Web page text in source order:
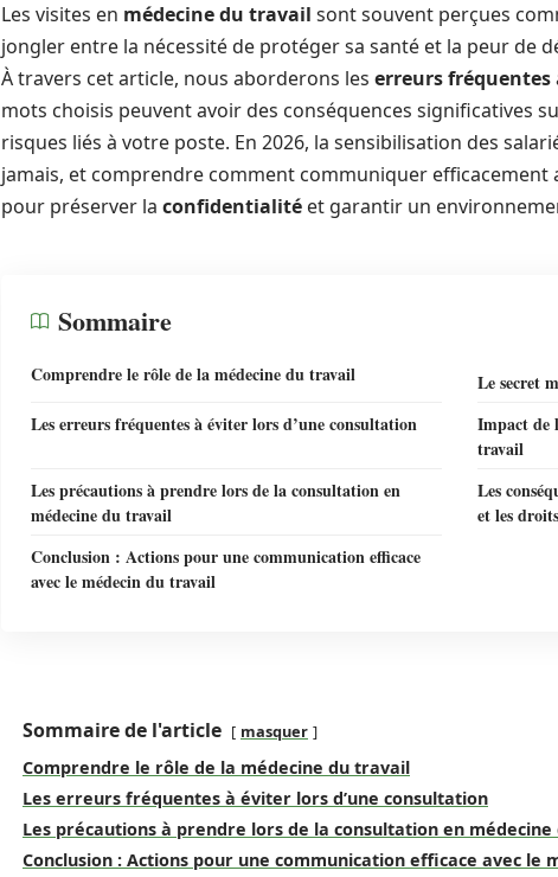
Les visites en médecine du travail sont souvent perçues
jongler entre la nécessité de protéger sa santé et la peur de
À travers cet article, nous aborderons les erreurs fréquentes
mots choisis peuvent avoir des conséquences significatives
risques liés à votre poste. En 2026, la sensibilisation des
jamais, et comprendre comment communiquer efficacement
pour préserver la confidentialité et garantir un
Sommaire
Comprendre le rôle de la médecine du travail
Le secret
Les erreurs fréquentes à éviter lors d’une consultation
Impact de
travail
Les précautions à prendre lors de la consultation en
médecine du travail
Les
et les
Conclusion : Actions pour une communication efficace
avec le médecin du travail
Sommaire de l'article masquer
Comprendre le rôle de la médecine du travail
Les erreurs fréquentes à éviter lors d’une consultation
Les précautions à prendre lors de la consultation en
Conclusion : Actions pour une communication efficace avec le